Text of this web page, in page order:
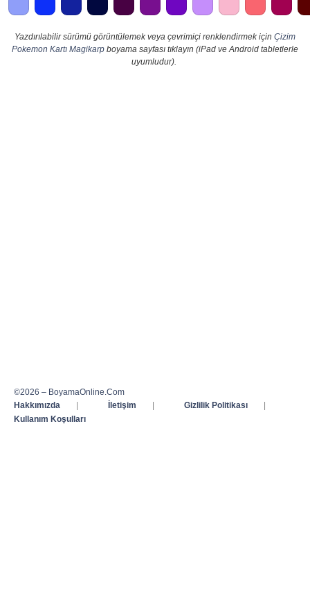
Yazdırılabilir sürümü görüntülemek veya çevrimiçi renklendirmek için Çizim
Pokemon Kartı Magikarp boyama sayfası tıklayın (iPad ve Android tabletlerle
uyumludur).
©2026 – BoyamaOnline.Com
Hakkımızda
| İletişim | Gizlilik Politikası
|
Kullanım Koşulları